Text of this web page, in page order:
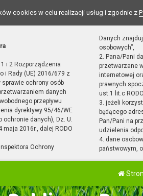
cookies w celu realizacji usług i zgodnie z
i 2 Rozporządzenia
i Rady (UE) 2016/679 z
sprawie ochrony osób
danych
przepływu
dyrektywy 95/46/WE
ochronie danych), Dz. U.
maja 2016r., dalej RODO
Ochrony
Danych
osobowych”,
2. Pana/Pani
przetwarzane
internetowej
prawnych
ust.1 lit.c
3. jeżeli
będącego
Pan/Pani na
udzielenia
4. dane
państwowym,